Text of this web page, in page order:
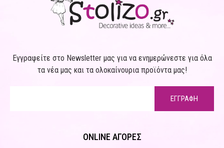
Εγγραφείτε στο Newsletter μας για να ενημερώνεστε για όλα
τα νέα μας και τα ολοκαίνουρια προϊόντα μας!
ΕΓΓΡΑΦΗ
ONLINE ΑΓΟΡΕΣ